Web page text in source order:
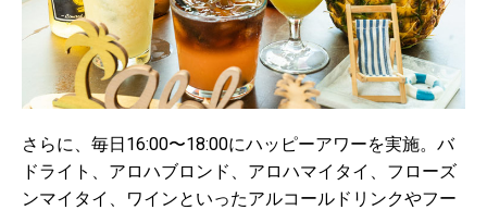
さらに、毎日16:00〜18:00にハッピーアワーを実施。バ
ドライト、アロハブロンド、アロハマイタイ、フローズ
ンマイタイ、ワインといったアルコールドリンクやフー